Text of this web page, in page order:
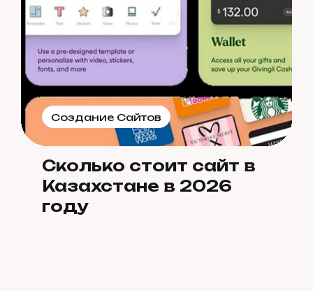
Создание Сайтов
Сколько стоит сайт в
Казахстане в 2026
году